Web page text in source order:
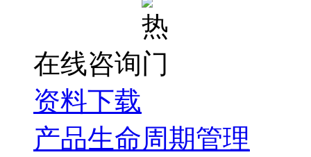
在线咨询
资料下载
产品生命周期管理